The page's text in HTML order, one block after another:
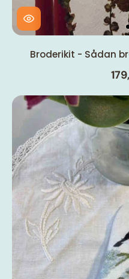
Broderikit - Sådan